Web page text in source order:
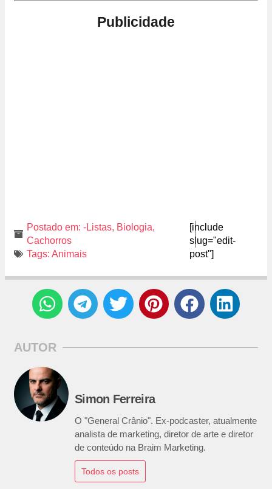
Publicidade
Postado em: -Listas, Biologia,
Cachorros
Tags: Animais
[include
slug="edit-
post"]
AUTOR
Simon Ferreira
O "General Crânio". Ex-podcaster, atualmente
analista de marketing, diretor de arte e diretor
de conteúdo na Braim Marketing.
Todos os posts